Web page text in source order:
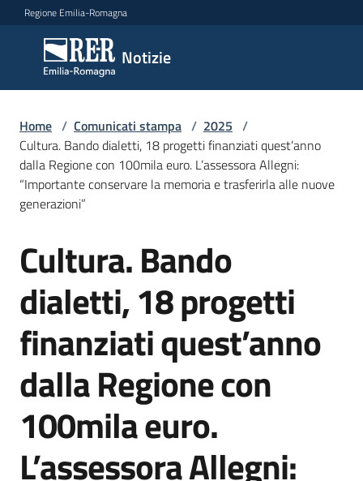
Vai al contenuto
Vai alla navigazione
Vai al footer
Regione Emilia-Romagna
Notizie
Notizie
Comunicati
stampa
Menu selezionato
Cerca
un
Risorse
Agenzia
di
informazione
comunicazione
Home / Comunicati stampa / 2025 /
Cultura. Bando dialetti, 18 progetti finanziati quest’anno
dalla Regione con 100mila euro. L’assessora Allegni:
“Importante conservare la memoria e trasferirla alle nuove
generazioni”
Salta al contenuto
Cultura. Bando
dialetti, 18 progetti
finanziati quest’anno
dalla Regione con
100mila euro.
L’assessora Allegni: